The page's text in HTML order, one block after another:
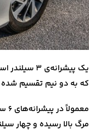
که به دو نیم تقسیم
مرگ بالا رسیده و چهار